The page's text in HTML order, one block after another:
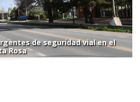
de seguridad vial en el
Rosa